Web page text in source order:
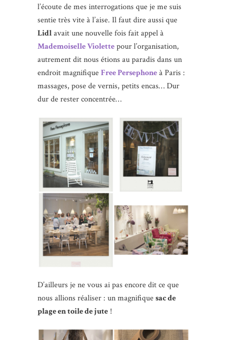
l’écoute de mes interrogations que je me suis
sentie très vite à l’aise. Il faut dire aussi que
Lidlavait une nouvelle fois fait appel à
Mademoiselle Violettepour l’organisation,
autrement dit nous étions au paradis dans un
endroit magnifiqueFree Persephoneà Paris :
massages, pose de vernis, petits encas… Dur
dur de rester concentrée…
D’ailleurs je ne vous ai pas encore dit ce que
nous allions réaliser : un magnifiquesac de
plage en toile de jute !